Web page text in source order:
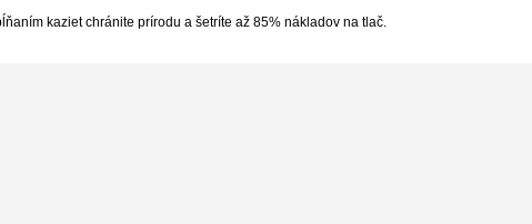
kaziet chránite prírodu a šetríte až 85% nákladov na tlač.